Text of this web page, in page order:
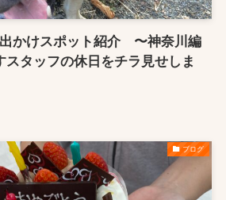
出かけスポット紹介 〜神奈川編
タッフの休日をチラ見せしま
ブログ